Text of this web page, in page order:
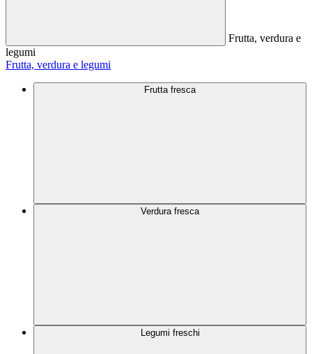
Frutta, verdura e
legumi
Frutta, verdura e legumi
Frutta fresca
Verdura fresca
Legumi freschi